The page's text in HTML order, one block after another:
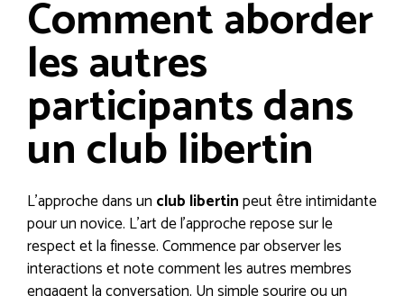
Comment aborder
les autres
participants dans
un club libertin
L’approche dans un club libertinpeut être intimidante
pour un novice. L’art de l’approche repose sur le
respect et la finesse. Commence par observer les
interactions et note comment les autres membres